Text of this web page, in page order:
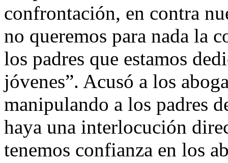
confrontación, en contra
no queremos para nada la
los padres que estamos
jóvenes”. Acusó a los
manipulando a los padres
haya una interlocución
tenemos confianza en los